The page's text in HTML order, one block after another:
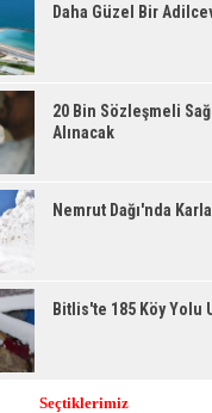
Daha Güzel Bir
20 Bin Sözleşmeli
Alınacak
Nemrut Dağı'nda
Bitlis'te 185 Köy Yolu
Seçtiklerimiz